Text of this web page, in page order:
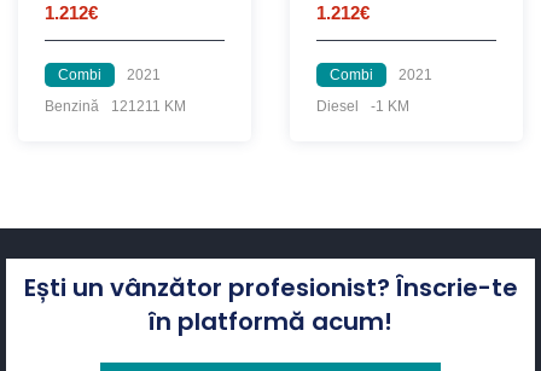
1.212€
Combi
2021
Benzină
121211 KM
1.212€
Combi
2021
Diesel
-1 KM
Ești un vânzător profesionist? Înscrie-te
în platformă acum!